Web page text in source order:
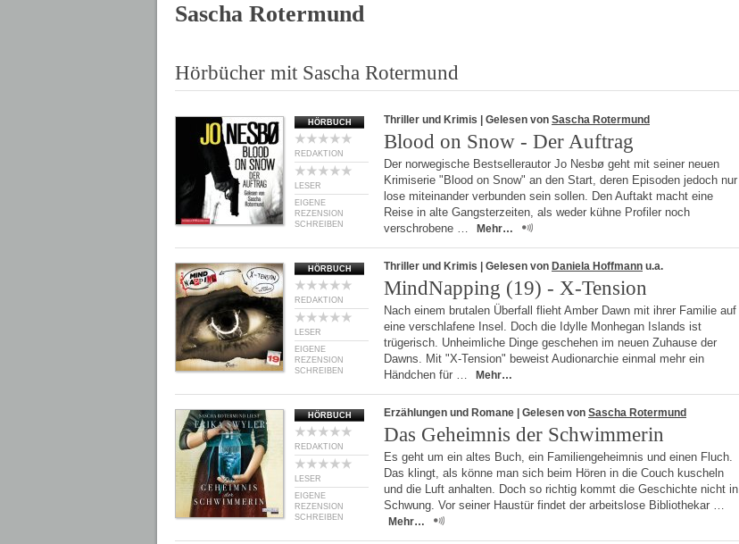
Sascha Rotermund
Hörbücher mit Sascha Rotermund
HÖRBUCH
REDAKTION
LESER
EIGENE
REZENSION
SCHREIBEN
Thriller und Krimis | Gelesen von Sascha Rotermund
Blood on Snow - Der Auftrag
Der norwegische Bestsellerautor Jo Nesbø geht mit seiner neuen
Krimiserie "Blood on Snow" an den Start, deren Episoden jedoch nur
lose miteinander verbunden sein sollen. Den Auftakt macht eine
Reise in alte Gangsterzeiten, als weder kühne Profiler noch
verschrobene …
Mehr…
HÖRBUCH
REDAKTION
LESER
EIGENE
REZENSION
SCHREIBEN
Thriller und Krimis | Gelesen von Daniela Hoffmann u.a.
MindNapping (19) - X-Tension
Nach einem brutalen Überfall flieht Amber Dawn mit ihrer Familie auf
eine verschlafene Insel. Doch die Idylle Monhegan Islands ist
trügerisch. Unheimliche Dinge geschehen im neuen Zuhause der
Dawns. Mit "X-Tension" beweist Audionarchie einmal mehr ein
Händchen für …
Mehr…
HÖRBUCH
REDAKTION
LESER
EIGENE
REZENSION
SCHREIBEN
Erzählungen und Romane | Gelesen von Sascha Rotermund
Das Geheimnis der Schwimmerin
Es geht um ein altes Buch, ein Familiengeheimnis und einen Fluch.
Das klingt, als könne man sich beim Hören in die Couch kuscheln
und die Luft anhalten. Doch so richtig kommt die Geschichte nicht in
Schwung. Vor seiner Haustür findet der arbeitslose Bibliothekar …
Mehr…